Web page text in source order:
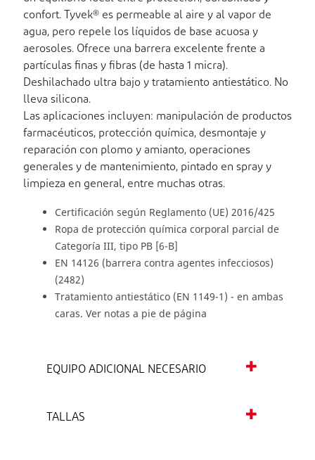
confort. Tyvek® es permeable al aire y al vapor de
agua, pero repele los líquidos de base acuosa y
aerosoles. Ofrece una barrera excelente frente a
partículas finas y fibras (de hasta 1 micra).
Deshilachado ultra bajo y tratamiento antiestático. No
lleva silicona.
Las aplicaciones incluyen: manipulación de productos
farmacéuticos, protección química, desmontaje y
reparación con plomo y amianto, operaciones
generales y de mantenimiento, pintado en spray y
limpieza en general, entre muchas otras.
Certificación según Reglamento (UE) 2016/425
Ropa de protección química corporal parcial de
Categoría III, tipo PB [6-B]
EN 14126 (barrera contra agentes infecciosos)
(2482)
Tratamiento antiestático (EN 1149-1) - en ambas
caras. Ver notas a pie de página
EQUIPO ADICIONAL NECESARIO
TALLAS